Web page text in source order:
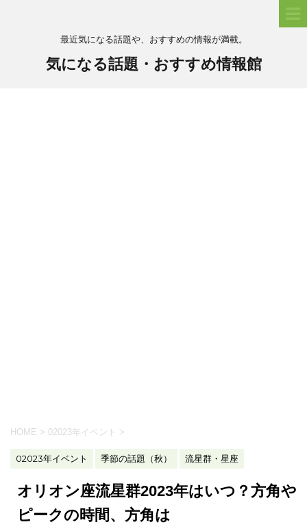
最近気になる話題や、おすすめの情報が満載。
気になる話題・おすすめ情報館
HOME > 02023年イベント >
02023年イベント 季節の話題（秋） 流星群・星座
オリオン座流星群2023年はいつ？方角や
ピークの時間、方角は